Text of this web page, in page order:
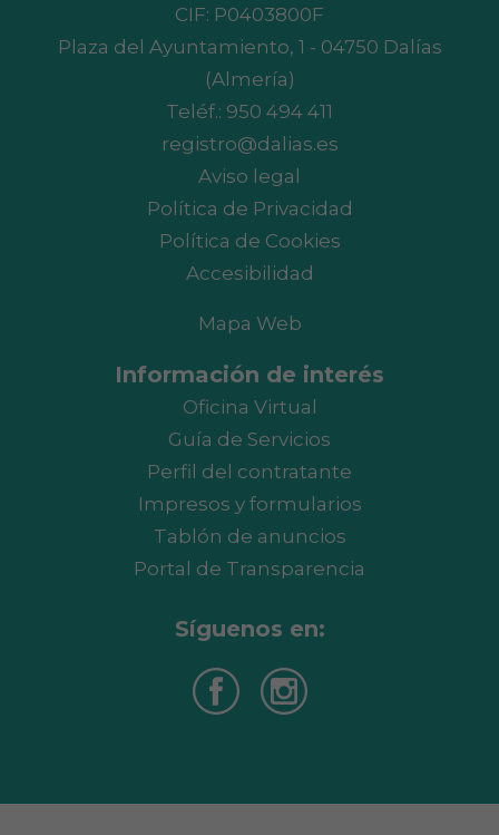
CIF: P0403800F
Plaza del Ayuntamiento, 1 - 04750 Dalías
(Almería)
Teléf.: 950 494 411
registro@dalias.es
Aviso legal
Política de Privacidad
Política de Cookies
Accesibilidad
Mapa Web
Información de interés
Oficina Virtual
Guía de Servicios
Perfil del contratante
Impresos y formularios
Tablón de anuncios
Portal de Transparencia
Síguenos en: